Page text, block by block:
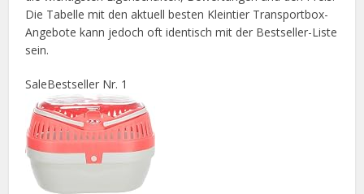
Die Tabelle mit den aktuell besten Kleintier Transportbox-
Angebote kann jedoch oft identisch mit der Bestseller-Liste
sein.
SaleBestseller Nr. 1